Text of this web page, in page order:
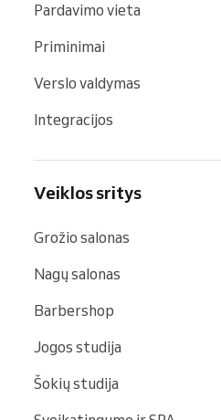
Pardavimo vieta
Priminimai
Verslo valdymas
Integracijos
Veiklos sritys
Grožio salonas
Nagų salonas
Barbershop
Jogos studija
Šokių studija